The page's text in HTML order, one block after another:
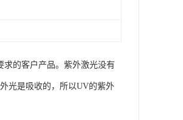
求的客户产品。紫外激光没有
光是吸收的，所以UV的紫外